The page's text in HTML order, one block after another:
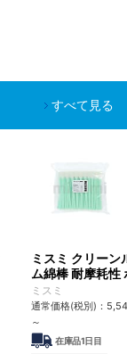
すべて見る
ミスミ クリーン
ム綿棒 耐摩耗性
リウレタンタイ
ミスミ
通常価格(税別)：
～
在庫品1日目